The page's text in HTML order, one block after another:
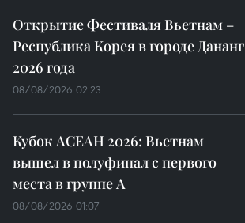
Открытие Фестиваля Вьетнам –
Республика Корея в городе Дананг
2026 года
08/08/2026 02:23
Кубок АСЕАН 2026: Вьетнам
вышел в полуфинал с первого
места в группе A
08/08/2026 01:07